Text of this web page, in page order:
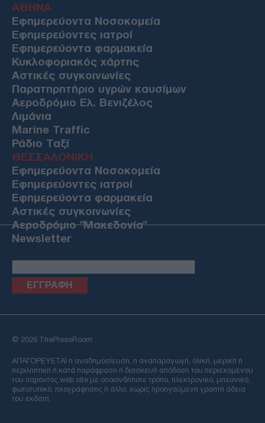
ΑΘΗΝΑ
Εφημερεύοντα Νοσοκομεία
Εφημερεύοντες ιατροί
Εφημερεύοντα φαρμακεία
Κυκλοφοριακός χάρτης
Αστικές συγκοινωνίες
Παρατηρητήριο υγρών καυσίμων
Αεροδρόμιο Ελ. Βενιζέλος
Λιμάνια
Marine Traffic
Ράδιο Ταξί
ΘΕΣΣΑΛΟΝΙΚΗ
Εφημερεύοντα Νοσοκομεία
Εφημερεύοντες ιατροί
Εφημερεύοντα φαρμακεία
Αστικές συγκοινωνίες
Αεροδρόμιο "Μακεδονία"
Newsletter
Email
© 2026 ThePressRoom
ΑΠΑΓΟΡΕΥΕΤΑΙ η αναδημοσίευση, η αναπαραγωγή, ολική, μερική ή
περιληπτική ή κατά παράφραση ή διασκευή απόδοση του περιεχομένου
του παρόντος web site με οποιονδήποτε τρόπο, ηλεκτρονικό, μηχανικό,
φωτοτυπικό, ηχογράφησης ή άλλο, χωρίς προηγούμενη γραπτή άδεια
του εκδότη.